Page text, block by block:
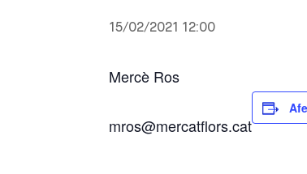
15/02/2021 12:00
Mercè Ros
mros@mercatflors.cat